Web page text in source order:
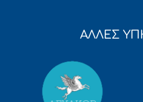
ΑΛΛΕΣ